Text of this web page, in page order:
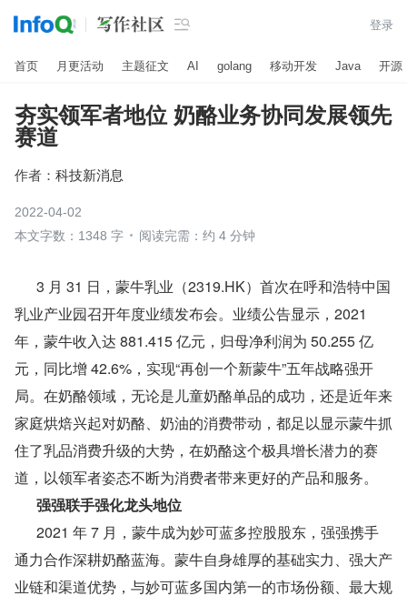
 登录
首页 月更活动 主题征文 AI golang 移动开发 Java 开源
夯实领军者地位 奶酪业务协同发展领先
赛道
作者： 科技新消息
2022-04-02
本文字数：1348 字
阅读完需：约 4 分钟
乳业产业园召开年度业绩发布会。业绩公告显示，2021
年，蒙牛收入达 881.415 亿元，归母净利润为 50.255 亿
元，同比增 42.6%，实现“再创一个新蒙牛”五年战略强开
局。在奶酪领域，无论是儿童奶酪单品的成功，还是近年来
家庭烘焙兴起对奶酪、奶油的消费带动，都足以显示蒙牛抓
住了乳品消费升级的大势，在奶酪这个极具增长潜力的赛
道，以领军者姿态不断为消费者带来更好的产品和服务。
      强强联手强化龙头地位
通力合作深耕奶酪蓝海。蒙牛自身雄厚的基础实力、强大产
业链和渠道优势，与妙可蓝多国内第一的市场份额、最大规